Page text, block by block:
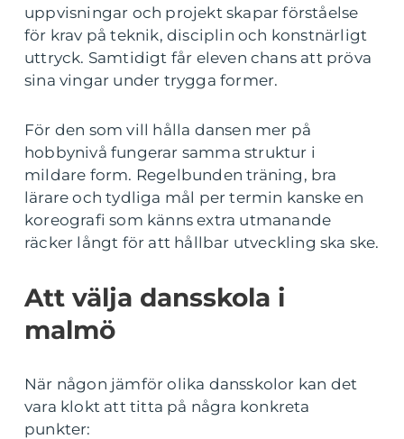
uppvisningar och projekt skapar förståelse
för krav på teknik, disciplin och konstnärligt
uttryck. Samtidigt får eleven chans att pröva
sina vingar under trygga former.
För den som vill hålla dansen mer på
hobbynivå fungerar samma struktur i
mildare form. Regelbunden träning, bra
lärare och tydliga mål per termin kanske en
koreografi som känns extra utmanande
räcker långt för att hållbar utveckling ska ske.
Att välja dansskola i
malmö
När någon jämför olika dansskolor kan det
vara klokt att titta på några konkreta
punkter: